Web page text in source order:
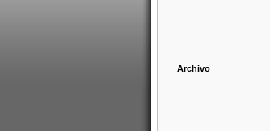
Archivo